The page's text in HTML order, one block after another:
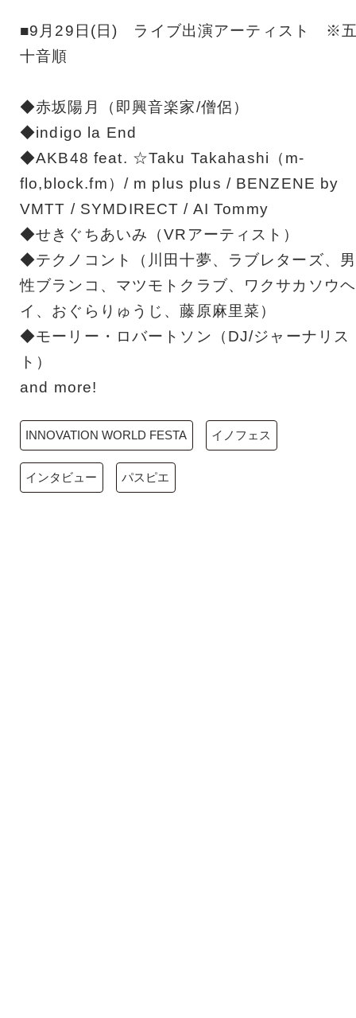
■9月29日(日) ライブ出演アーティスト ※
十音順
◆赤坂陽月（即興音楽家/僧侶）
◆indigo la End
◆AKB48 feat. ☆Taku Takahashi（m-
flo,block.fm）/ m plus plus / BENZENE by
VMTT / SYMDIRECT / AI Tommy
◆せきぐちあいみ（VRアーティスト）
◆テクノコント（川田十夢、ラブレターズ、男
性ブランコ、マツモトクラブ、ワクサカソウヘ
イ、おぐらりゅうじ、藤原麻里菜）
◆モーリー・ロバートソン（DJ/ジャーナリス
ト）
and more!
INNOVATION WORLD FESTA イノフェス
インタビュー パスピエ